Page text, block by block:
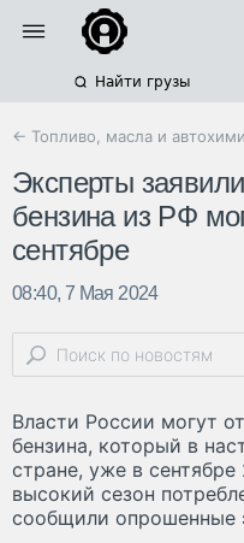
Найти грузы
← Топливо, масла и
Эксперты
бензина из РФ
сентябре
08:40, 7 Мая 2024
Власти России могут
бензина, который в
стране, уже в сентябре
высокий сезон
сообщили опрошенные